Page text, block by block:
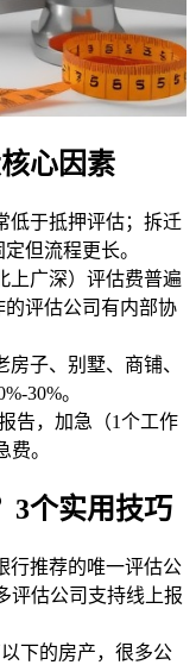
心因素
低于抵押评估；拆迁
但流程更长。
上广深）评估费普遍
评估公司有内部协
房子、别墅、商铺、
30%。
告，加急（1个工作
费。
3个实用技巧
行推荐的唯一评估公
评估公司支持线上报
下的房产，很多公